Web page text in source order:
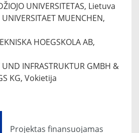
UNIVERSITETAS, Lietuva
MUENCHEN,
HOEGSKOLA AB,
UND INFRASTRUKTUR GMBH &
KG, Vokietija
Projektas finansuojamas